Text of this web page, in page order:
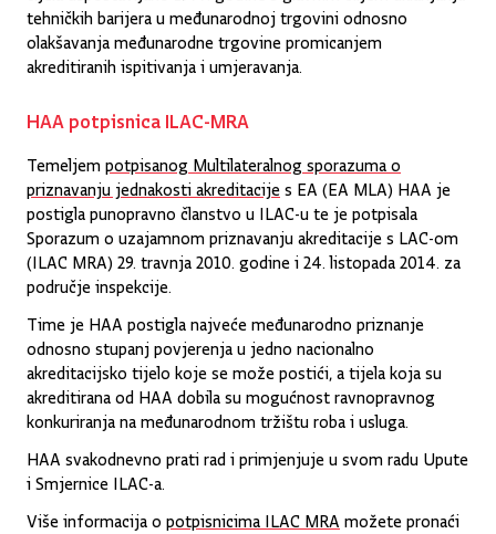
tehničkih barijera u međunarodnoj trgovini odnosno
olakšavanja međunarodne trgovine promicanjem
akreditiranih ispitivanja i umjeravanja.
HAA potpisnica ILAC-MRA
Temeljem potpisanog Multilateralnog sporazuma o
priznavanju jednakosti akreditacije
s EA (EA MLA) HAA je
postigla punopravno članstvo u ILAC-u te je potpisala
Sporazum o uzajamnom priznavanju akreditacije s LAC-om
(ILAC MRA) 29. travnja 2010. godine i 24. listopada 2014. za
područje inspekcije.
Time je HAA postigla najveće međunarodno priznanje
odnosno stupanj povjerenja u jedno nacionalno
akreditacijsko tijelo koje se može postići, a tijela koja su
akreditirana od HAA dobila su mogućnost ravnopravnog
konkuriranja na međunarodnom tržištu roba i usluga.
HAA svakodnevno prati rad i primjenjuje u svom radu Upute
i Smjernice ILAC-a.
Više informacija o potpisnicima ILAC MRA
možete pronaći